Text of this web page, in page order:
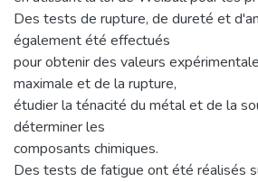
Des tests de rupture, de dureté et
également été effectués
pour obtenir des valeurs
maximale et de la rupture,
étudier la ténacité du métal et de la
déterminer les
composants chimiques.
Des tests de fatigue ont été réalisés